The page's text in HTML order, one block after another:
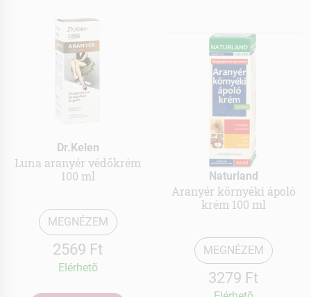
Dr.Kelen
Luna aranyér védőkrém
100 ml
MEGNÉZEM
2569 Ft
Elérhetõ
Naturland
Aranyér környéki ápoló
krém 100 ml
MEGNÉZEM
3279 Ft